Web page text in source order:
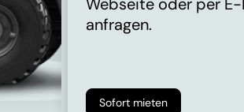
anfragen.
Sofort mieten